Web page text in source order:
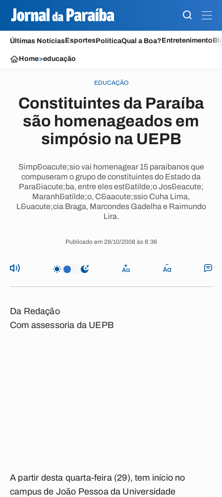
Últimas NotíciasEsportesPolíticaQual a Boa?Entretenimento
Home>educação
EDUCAÇÃO
Constituintes da Paraíba
são homenageados em
simpósio na UEPB
Simp&oacute;sio vai homenagear 15 paraibanos que
compuseram o grupo de constituintes do Estado da
Para&iacute;ba, entre eles est&atilde;o Jos&eacute;
Maranh&atilde;o, C&aacute;ssio Cuha Lima,
L&uacute;cia Braga, Marcondes Gadelha e Raimundo
Lira.
Publicado em 29/10/2008 às 8:36
Da Redação
Com assessoria da UEPB
A partir desta quarta-feira (29), tem início no
campus de João Pessoa da Universidade